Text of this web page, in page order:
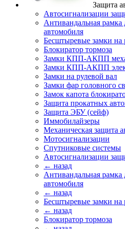
Защита
Автосигнализации
Антивандальная
автомобиля
Бесштыревые замки на
Блокиратор тормоза
Замки КПП-АКПП
Замки КПП-АКПП
Замки на рулевой вал
Замки фар головного
Замок капота
Защита прокатных
Защита ЭБУ (сейф)
Иммобилайзеры
Механическая защита
Мотосигнализации
Спутниковые системы
Автосигнализации
← назад
Антивандальная
автомобиля
← назад
Бесштыревые замки на
← назад
Блокиратор тормоза